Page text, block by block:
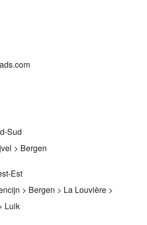
Sud
> Bergen
Est
> Bergen > La Louvière >
Luik